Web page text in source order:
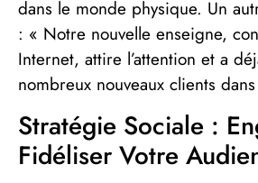
dans le monde physique. Un
: « Notre nouvelle enseigne,
Internet, attire l’attention et a
nombreux nouveaux clients
Stratégie Sociale :
Fidéliser Votre